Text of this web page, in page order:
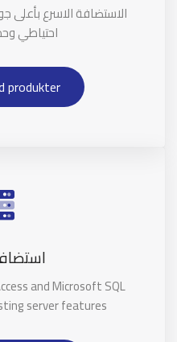
الاستضافة الاسرع
احتياطي
produkter
and Microsoft SQL
server features